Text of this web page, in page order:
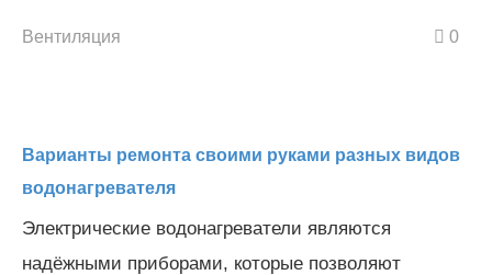
Вентиляция 0
Варианты ремонта своими руками разных видов
водонагревателя
Электрические водонагреватели являются
надёжными приборами, которые позволяют